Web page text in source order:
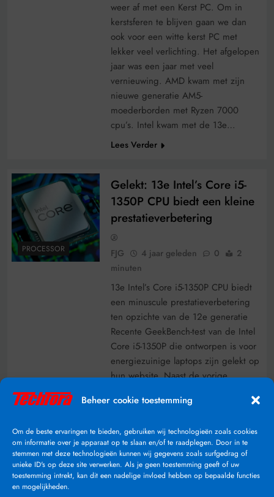
Beheer cookie toestemming
Om de beste ervaringen te bieden, gebruiken wij technologieën zoals cookies
om informatie over je apparaat op te slaan en/of te raadplegen. Door in te
stemmen met deze technologieën kunnen wij gegevens zoals surfgedrag of
unieke ID's op deze site verwerken. Als je geen toestemming geeft of uw
toestemming intrekt, kan dit een nadelige invloed hebben op bepaalde functies
en mogelijkheden.
weer af met een Kerst PC. Om in
kerstsferen te blijven gaan we dan
ook voor een witte kerst PC met
lekker veel verlichting. Het afgelopen
jaar was een jaar met veel
vernieuwing. AMD kwam met zijn
nieuwe generatie AM5-
moederborden met Ryzen 7000
cpu’s. Intel kwam met de 13e…
Lees Verder
PROCESSOR
Gelekt: 13e Intel’s Core i5-
1350P CPU biedt een kleine
prestatieverbetering
FJG 4 jaar geleden 0
2
minuten
13e Intel’s Core i5-1350P CPU biedt
een minuscule prestatieverbetering
ten opzichte van de 12e generatie
Recente GeekBench-test van de Intel
Core i5-1350P die ontworpen is voor
energiezuinige laptops zijn gelekt op
hun website. Naast de vorige
afgelopen maand gelekt is. Zover
TravelMate P614-53” de enige…
Lees Verder